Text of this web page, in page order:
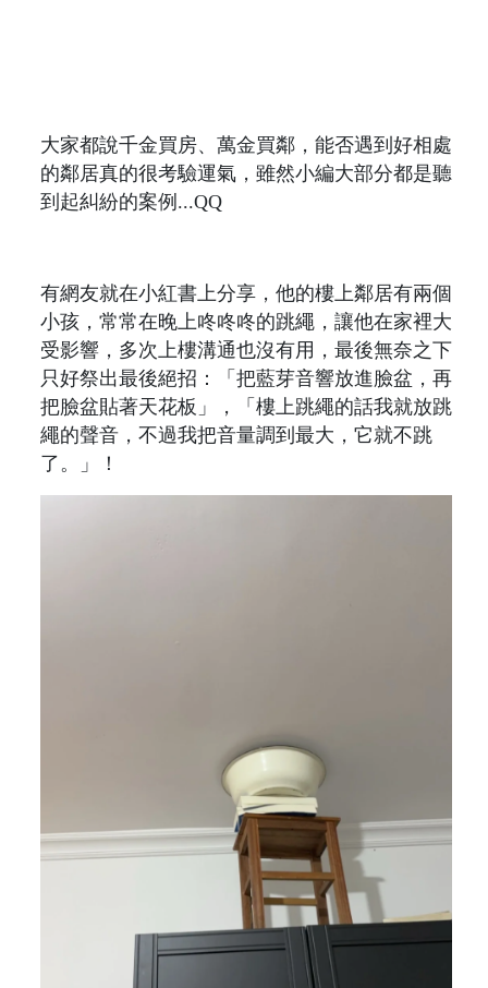
大家都說千金買房、萬金買鄰，能否遇到好相處
的鄰居真的很考驗運氣，雖然小編大部分都是聽
到起糾紛的案例...QQ
有網友就在小紅書上分享，他的樓上鄰居有兩個
小孩，常常在晚上咚咚咚的跳繩，讓他在家裡大
受影響，多次上樓溝通也沒有用，最後無奈之下
只好祭出最後絕招：「把藍芽音響放進臉盆，再
把臉盆貼著天花板」，「樓上跳繩的話我就放跳
繩的聲音，不過我把音量調到最大，它就不跳
了。」！